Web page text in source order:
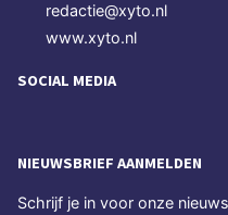
redactie@xyto.nl
www.xyto.nl
SOCIAL MEDIA
NIEUWSBRIEF AANMELDEN
Schrijf je in voor onze